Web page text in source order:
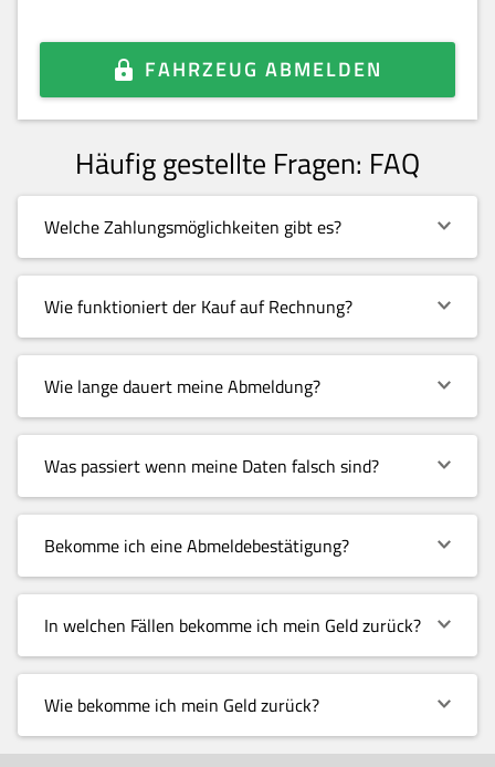
FAHRZEUG ABMELDEN
Häufig gestellte Fragen: FAQ
Welche Zahlungsmöglichkeiten gibt es?
Wie funktioniert der Kauf auf Rechnung?
Wie lange dauert meine Abmeldung?
Was passiert wenn meine Daten falsch sind?
Bekomme ich eine Abmeldebestätigung?
In welchen Fällen bekomme ich mein Geld zurück?
Wie bekomme ich mein Geld zurück?